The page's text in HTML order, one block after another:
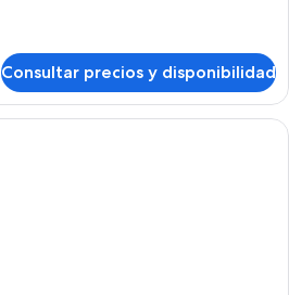
Consultar precios y disponibilidad
Una habitación con vistas a un